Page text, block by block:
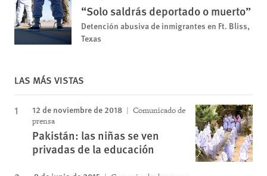
“Solo saldrás deportado o muerto”
Detención abusiva de inmigrantes en Ft. Bliss,
Texas
LAS MÁS VISTAS
12 de noviembre de 2018
Comunicado de
prensa
Pakistán: las niñas se ven
privadas de la educación